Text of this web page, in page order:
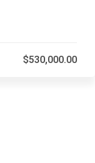
$530,000.00